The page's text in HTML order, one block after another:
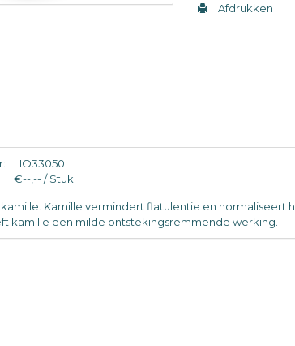
Afdrukken
LIO33050
€--,-- / Stuk
Kamille vermindert flatulentie en normaliseert
kamille een milde ontstekingsremmende werking.